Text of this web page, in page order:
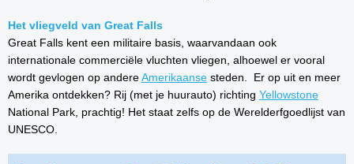
Het vliegveld van Great Falls
Great Falls kent een militaire basis, waarvandaan ook
internationale commerciële vluchten vliegen, alhoewel er vooral
wordt gevlogen op andereAmerikaanse steden. Er op uit en meer
Amerika ontdekken? Rij (met je huurauto) richting Yellowstone
National Park, prachtig! Het staat zelfs op de Werelderfgoedlijst van
UNESCO.